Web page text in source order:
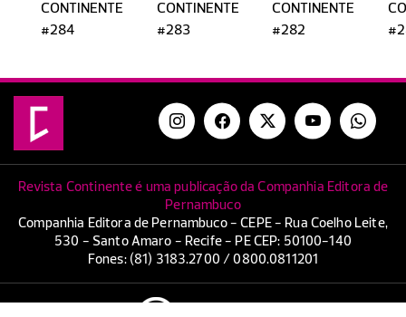
CONTINENTE
#284
CONTINENTE
#283
CONTINENTE
#282
Revista Continente é uma publicação da Companhia Editora de
Pernambuco
Companhia Editora de Pernambuco - CEPE - Rua Coelho Leite,
530 - Santo Amaro - Recife - PE CEP: 50100-140
Fones: (81) 3183.2700 / 0800.0811201